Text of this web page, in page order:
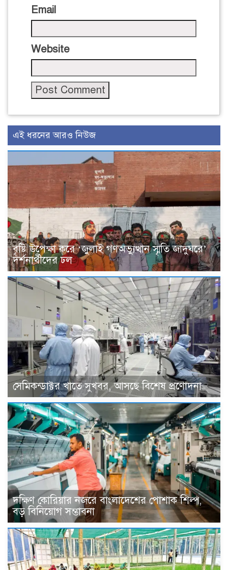
Email
Website
এই ধরনের আরও নিউজ
বৃষ্টি উপেক্ষা করে ‘জুলাই গণঅভ্যুত্থান স্মৃতি জাদুঘরে’
দর্শনার্থীদের ঢল
সেমিকন্ডাক্টর খাতে সুখবর, আসছে বিশেষ প্রণোদনা
দক্ষিণ কোরিয়ার নজরে বাংলাদেশের পোশাক শিল্প,
বড় বিনিয়োগ সম্ভাবনা